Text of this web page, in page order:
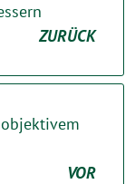
ZURÜCK
VOR